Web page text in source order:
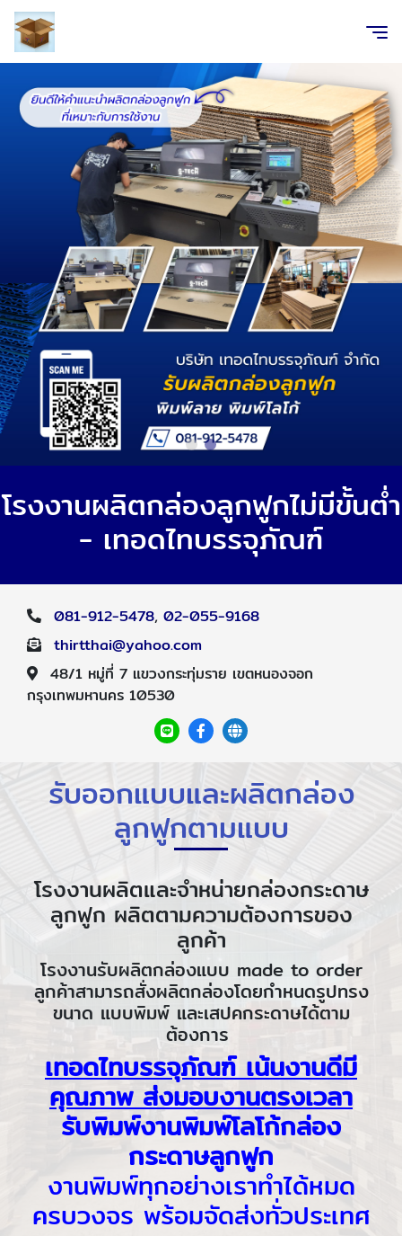
โรงงานผลิตกล่องลูกฟูกไม่มีขั้นต่ำ
- เทอดไทบรรจุภัณฑ์
081-912-5478, 02-055-9168
thirtthai@yahoo.com
48/1 หมู่ที่ 7 แขวงกระทุ่มราย เขตหนองจอก
กรุงเทพมหานคร 10530
รับออกแบบและผลิตกล่อง
ลูกฟูกตามแบบ
โรงงานผลิตและจำหน่ายกล่องกระดาษ
ลูกฟูก ผลิตตามความต้องการของ
ลูกค้า
โรงงานรับผลิตกล่องแบบ made to order
ลูกค้าสามารถสั่งผลิตกล่องโดยกำหนดรูปทรง
ขนาด แบบพิมพ์ และเสปคกระดาษได้ตาม
ต้องการ
เทอดไทบรรจุภัณฑ์ เน้นงานดีมี
คุณภาพ ส่งมอบงานตรงเวลา
รับพิมพ์งานพิมพ์โลโก้กล่อง
กระดาษลูกฟูก
งานพิมพ์ทุกอย่างเราทำได้หมด
ครบวงจร พร้อมจัดส่งทั่วประเทศ